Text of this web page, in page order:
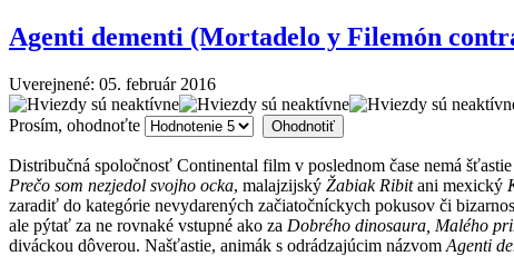
Agenti dementi (Mortadelo y Filemón
Uverejnené: 05. február 2016
Prosím, ohodnoťte
Distribučná spoločnosť Continental film v poslednom čase nemá
Prečo som nezjedol svojho ocka, malajzijský Žabiak Ribitani mexický
zaradiť do kategórie nevydarených začiatočníckych pokusov či
ale pýtať za ne rovnaké vstupné ako za Dobrého dinosaura, Malého
diváckou dôverou. Našťastie, animák s odrádzajúcim názvom Agenti